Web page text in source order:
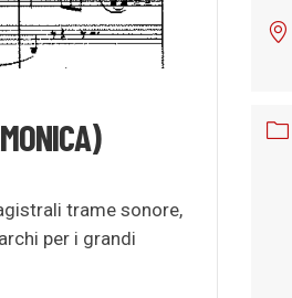
trame sonore,
per i grandi